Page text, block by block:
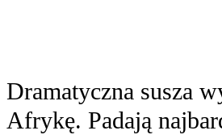
Dramatyczna susza
Afrykę. Padają